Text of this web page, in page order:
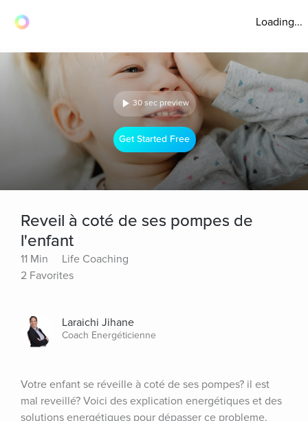
Loading...
30 sec preview
Get Started Free
Reveil à coté de ses pompes de
l'enfant
11 Min
Life Coaching
2 Favorites
Laraichi Jihane
Coach Energéticienne
Votre enfant se réveille à coté de ses pompes? il est
mal reveillé? Voici des explication energétiques et des
solutions energétiques pour dépasser ce probleme.